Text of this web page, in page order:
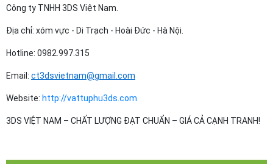
Công ty TNHH 3DS Việt Nam.
Địa chỉ: xóm vực - Di Trạch - Hoài Đức - Hà Nội.
Hotline: 0982.997.315
Email: ct3dsvietnam@gmail.com
Website: http://vattuphu3ds.com
3DS VIỆT NAM – CHẤT LƯỢNG ĐẠT CHUẨN – GIÁ CẢ CẠNH TRANH!